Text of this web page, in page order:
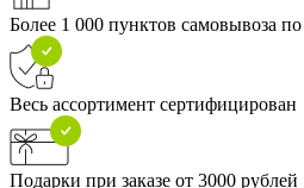
Более 1 000 пунктов самовывоза
Весь ассортимент сертифицирован
Подарки при заказе от 3000 рублей